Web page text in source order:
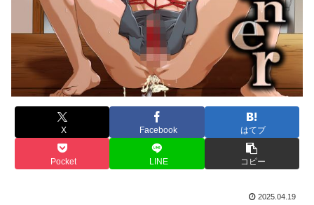
X Facebook はてブ
Pocket LINE コピー
2025.04.19